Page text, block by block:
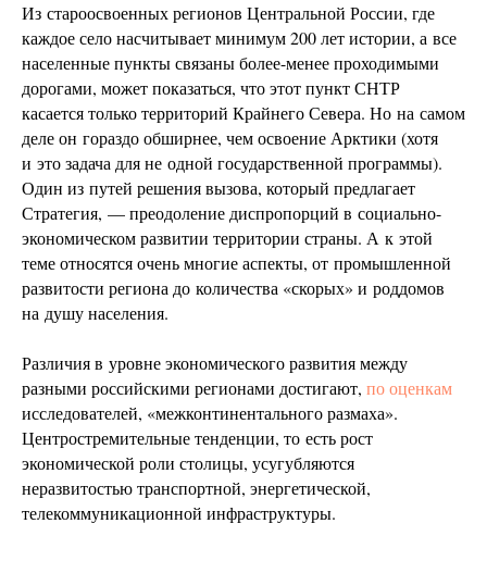
Из староосвоенных регионов Центральной России, где
каждое село насчитывает минимум 200 лет истории, а все
населенные пункты связаны более-менее проходимыми
дорогами, может показаться, что этот пункт СНТР
касается только территорий Крайнего Севера. Но на самом
деле он гораздо обширнее, чем освоение Арктики (хотя
и это задача для не одной государственной программы).
Один из путей решения вызова, который предлагает
Стратегия, — преодоление диспропорций в социально-
экономическом развитии территории страны. А к этой
теме относятся очень многие аспекты, от промышленной
развитости региона до количества «скорых» и роддомов
на душу населения.
Различия в уровне экономического развития между
разными российскими регионами достигают, по оценкам
исследователей, «межконтинентального размаха».
Центростремительные тенденции, то есть рост
экономической роли столицы, усугубляются
неразвитостью транспортной, энергетической,
телекоммуникационной инфраструктуры.